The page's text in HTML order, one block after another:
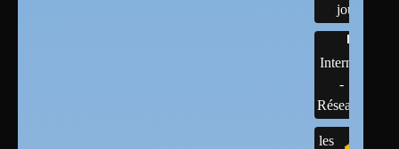
jour
Internet
-
Réseaux
les